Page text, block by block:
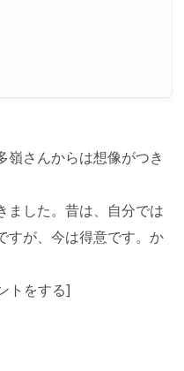
嶺さんからは想像がつき
ました。昔は、自分では
すが、今は得意です。か
トをする]